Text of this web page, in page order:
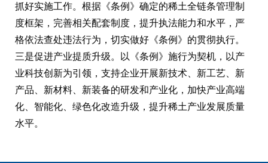
抓好实施工作。根据《条例》确定的稀土全链条管理制
度框架，完善相关配套制度，提升执法能力和水平，严
格依法查处违法行为，切实做好《条例》的贯彻执行。
三是促进产业提质升级。以《条例》施行为契机，以产
业科技创新为引领，支持企业开展新技术、新工艺、新
产品、新材料、新装备的研发和产业化，加快产业高端
化、智能化、绿色化改造升级，提升稀土产业发展质量
水平。